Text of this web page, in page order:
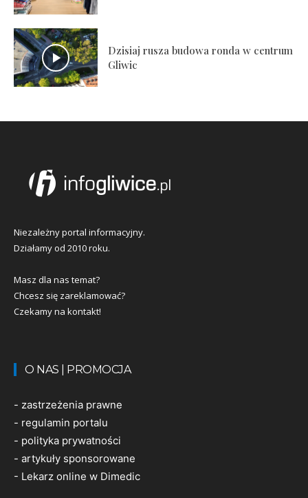
Dzisiaj rusza budowa ronda w centrum
Gliwic
Niezależny portal informacyjny.
Działamy od 2010 roku.
Masz dla nas temat?
Chcesz się zareklamować?
Czekamy na kontakt!
O NAS | PROMOCJA
- zastrzeżenia prawne
- regulamin portalu
- polityka prywatności
- artykuły sponsorowane
- Lekarz online w Dimedic